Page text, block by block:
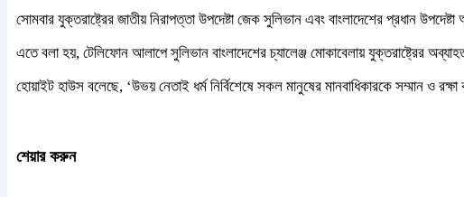
সোমবার যুক্তরাষ্ট্রের জাতীয় নিরাপত্তা উপদেষ্টা জেক সুলিভান এবং বাংলাদেশের প্রধান
এতে বলা হয়, টেলিফোন আলাপে সুলিভান বাংলাদেশের চ্যালেঞ্জ মোকাবেলায় যুক্তরাষ্ট্রের
হোয়াইট হাউস বলেছে, ‘উভয় নেতাই ধর্ম নির্বিশেষে সকল মানুষের মানবাধিকারকে সম্মান ও
শেয়ার করুন